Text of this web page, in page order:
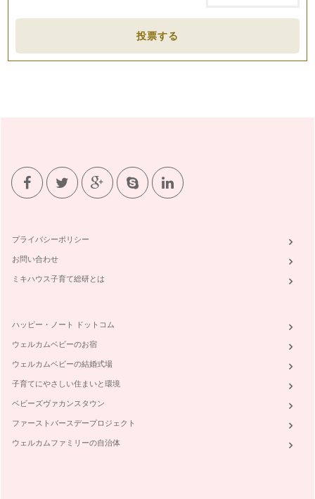
投票する
プライバシーポリシー
お問い合わせ
ミキハウス子育て総研とは
ハッピー・ノート ドットコム
ウェルカムベビーのお宿
ウェルカムベビーの結婚式場
子育てにやさしい住まいと環境
ベビーズヴァカンスタウン
ファーストバースデープロジェクト
ウェルカムファミリーの自治体